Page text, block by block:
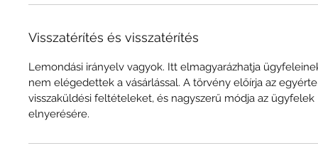
Visszatérítés és visszatérítés
Lemondási irányelv vagyok. Itt elmagyarázhatja
nem elégedettek a vásárlással. A törvény előírja az
visszaküldési feltételeket, és nagyszerű módja az ügyfelek
elnyerésére.